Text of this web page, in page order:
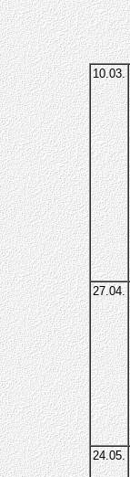
10.03.
27.04.
24.05.